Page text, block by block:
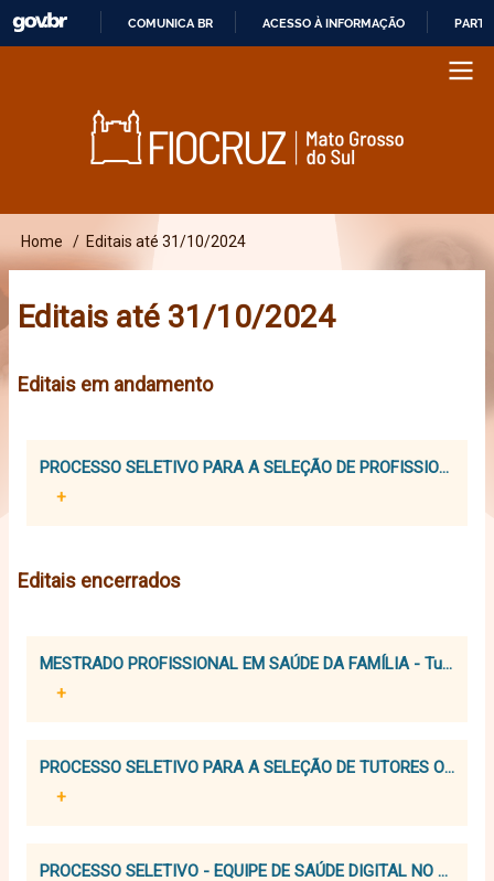
N
O
COMUNICA BR ACESSO À INFORMAÇÃO
Main
navigation
Trilha
de
navegação
Home Editais até 31/10/2024
Editais até 31/10/2024
Editais em andamento
PROCESSO SELETIVO PARA A
+
Editais encerrados
MESTRADO PROFISSIONAL EM SAÚDE DA FAMÍLIA - Turma V
+
PROCESSO SELETIVO PARA A SELEÇÃO DE TUTORES
+
PROCESSO SELETIVO - EQUIPE DE SAÚDE DIGITAL NO